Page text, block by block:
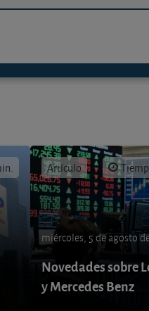
Artículo
miércoles, 5 de agosto
Novedades sobre
y Mercedes Benz